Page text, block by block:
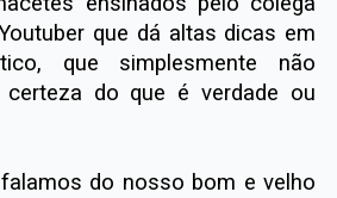
que dá altas dicas em
que simplesmente não
certeza do que é verdade ou
do nosso bom e velho